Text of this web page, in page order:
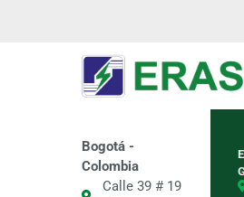
Bogotá -
Colombia
Calle 39 # 19